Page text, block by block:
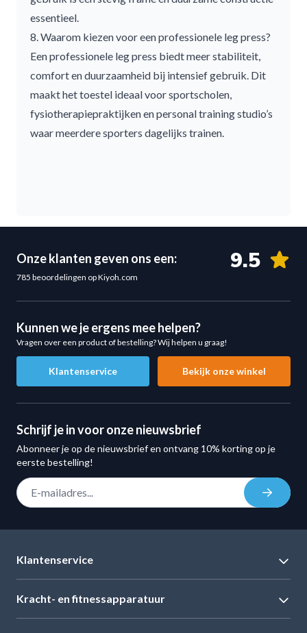
essentieel.
8. Waarom kiezen voor een professionele leg press?
Een professionele leg press biedt meer stabiliteit,
comfort en duurzaamheid bij intensief gebruik. Dit
maakt het toestel ideaal voor sportscholen,
fysiotherapiepraktijken en personal training studio’s
waar meerdere sporters dagelijks trainen.
Onze klanten geven ons een:
785 beoordelingen op Kiyoh.com
9.5
Kunnen we je ergens mee helpen?
Vragen over een product of bestelling? Wij helpen u graag!
Klantenservice Bekijk onze winkel
Schrijf je in voor onze nieuwsbrief
Abonneer je op de nieuwsbrief en ontvang 10% korting op je
eerste bestelling!
Klantenservice
Kracht- en fitnessapparatuur